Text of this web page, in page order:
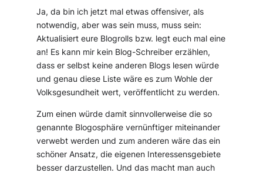
Ja, da bin ich jetzt mal etwas offensiver, als
notwendig, aber was sein muss, muss sein:
Aktualisiert eure Blogrolls bzw. legt euch mal eine
an! Es kann mir kein Blog-Schreiber erzählen,
dass er selbst keine anderen Blogs lesen würde
und genau diese Liste wäre es zum Wohle der
Volksgesundheit wert, veröffentlicht zu werden.
Zum einen würde damit sinnvollerweise die so
genannte Blogosphäre vernünftiger miteinander
verwebt werden und zum anderen wäre das ein
schöner Ansatz, die eigenen Interessensgebiete
besser darzustellen. Und das macht man auch